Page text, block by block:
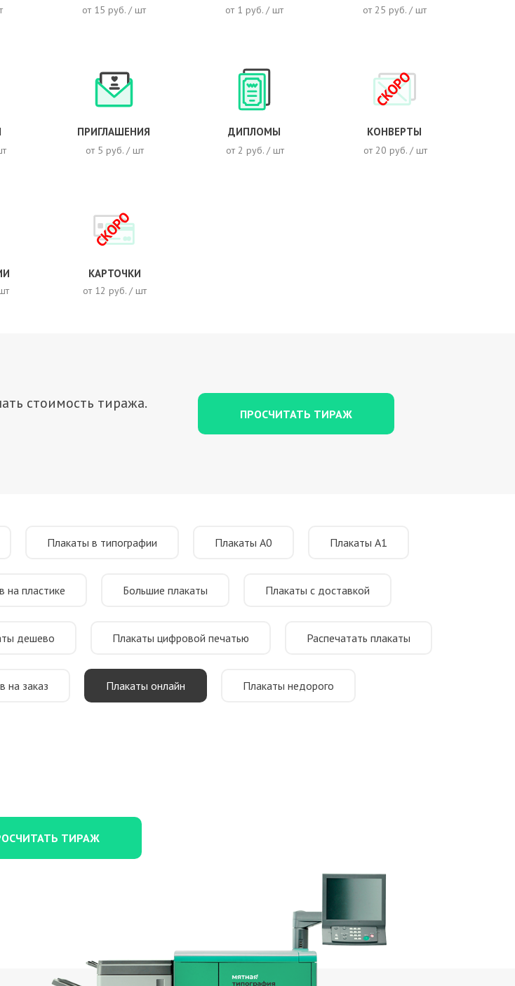
от 5 руб. / шт
ПРИГЛАШЕНИЯ
от 2 руб. / шт
ДИПЛОМЫ
от 20 руб. / шт
КОНВЕРТЫ
от 12 руб. / шт
КАРТОЧКИ
от 25 руб. / шт
от 1 руб. / шт
от 15 руб. / шт
СКОРО
СКОРО
стоимость тиража.
ПРОСЧИТАТЬ ТИРАЖ
Плакаты в типографии Плакаты А0 Плакаты А1
на пластике Большие плакаты Плакаты с доставкой
дешево Плакаты цифровой печатью Распечатать плакаты
на заказ Плакаты онлайн Плакаты недорого
ТИРАЖ